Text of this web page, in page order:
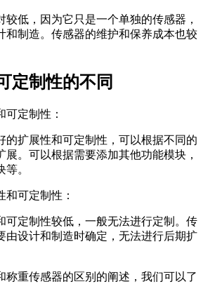
较低，因为它只是一个单独的传感器，
和制造。传感器的维护和保养成本也较
定制性的不同
可定制性：
的扩展性和可定制性，可以根据不同的
展。可以根据需要添加其他功能模块，
。
和可定制性：
可定制性较低，一般无法进行定制。传
由设计和制造时确定，无法进行后期扩
称重传感器的区别的阐述，我们可以了